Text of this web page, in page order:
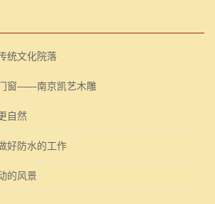
统文化院落
窗——南京凯艺木雕
自然
好防水的工作
的风景